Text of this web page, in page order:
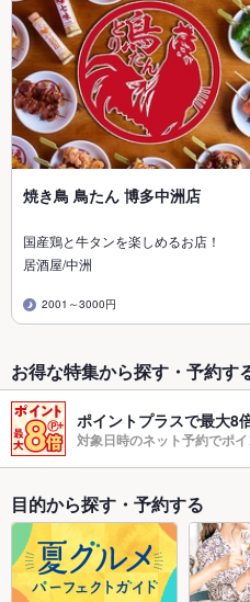
焼き鳥 鳥たん 博多中洲店
国産鶏と牛タンを楽しめるお店！
居酒屋/中洲
2001～3000円
お得な特集から探す・予約す
ポイントプラスで最大8
対象日時のネット予約でポ
目的から探す・予約する